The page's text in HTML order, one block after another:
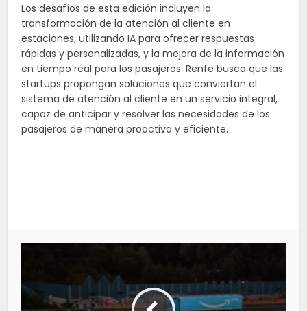
Los desafíos de esta edición incluyen la
transformación de la atención al cliente en
estaciones, utilizando IA para ofrecer respuestas
rápidas y personalizadas, y la mejora de la información
en tiempo real para los pasajeros. Renfe busca que las
startups propongan soluciones que conviertan el
sistema de atención al cliente en un servicio integral,
capaz de anticipar y resolver las necesidades de los
pasajeros de manera proactiva y eficiente.